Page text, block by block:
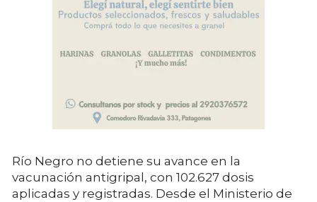
Río Negro no detiene su avance en la
vacunación antigripal, con 102.627 dosis
aplicadas y registradas. Desde el Ministerio de